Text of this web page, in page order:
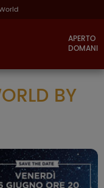
APERTO
DOMANI
BY